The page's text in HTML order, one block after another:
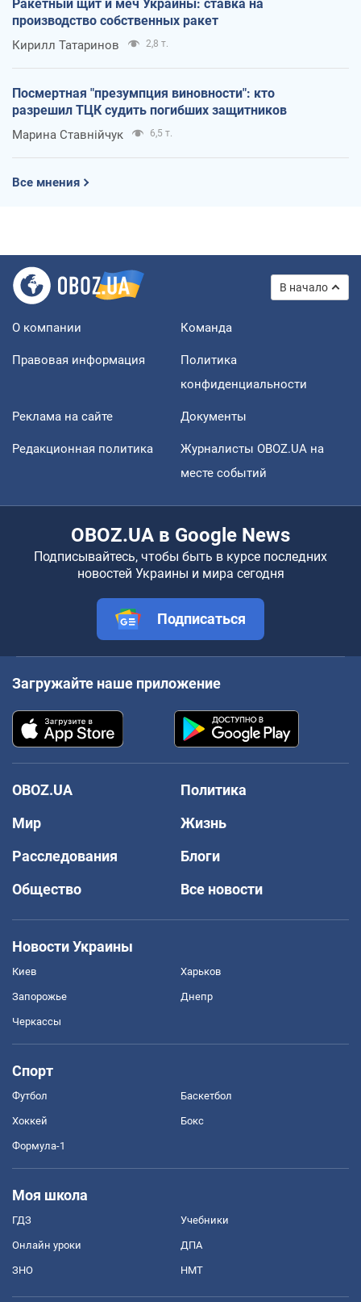
Ракетный щит и меч Украины: ставка на
производство собственных ракет
Кирилл Татаринов 2,8 т.
Посмертная "презумпция виновности": кто
разрешил ТЦК судить погибших защитников
Марина Ставнійчук 6,5 т.
Все мнения
В начало
О компании Команда
Правовая информация
Политика
конфиденциальности
Реклама на сайте Документы
Редакционная политика
Журналисты OBOZ.UA на
месте событий
OBOZ.UA в Google News
Подписывайтесь, чтобы быть в курсе последних
новостей Украины и мира сегодня
Подписаться
Загружайте наше приложение
OBOZ.UA
Политика
Мир
Жизнь
Расследования
Блоги
Общество
Все новости
Новости Украины
Киев Харьков
Запорожье Днепр
Черкассы
Спорт
Футбол Баскетбол
Хоккей Бокс
Формула-1
Моя школа
ГДЗ Учебники
Онлайн уроки ДПА
ЗНО НМТ